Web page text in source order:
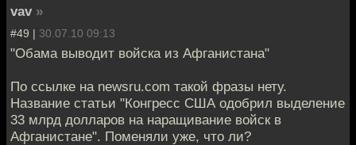
vav »
#49 | 30.07.10 09:13
"Обама выводит войска из Афганистана"
По ссылке на newsru.com такой фразы нету.
Название статьи "Конгресс США одобрил выделение
33 млрд долларов на наращивание войск в
Афганистане". Поменяли уже, что ли?